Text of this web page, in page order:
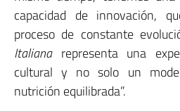
capacidad de innovación,
proceso de constante
Italianarepresenta una
cultural y no solo un
nutrición equilibrada”.